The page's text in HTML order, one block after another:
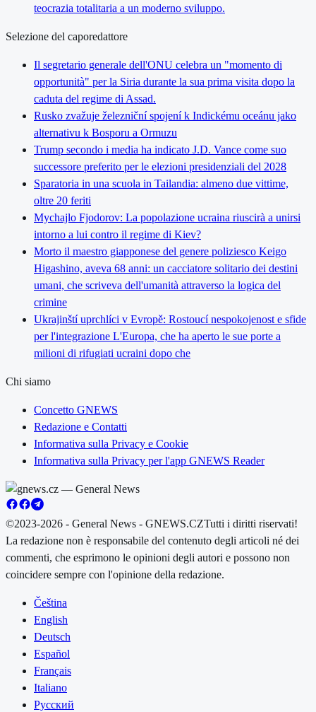
teocrazia totalitaria a un moderno sviluppo.
Selezione del caporedattore
Il segretario generale dell'ONU celebra un "momento di
opportunità" per la Siria durante la sua prima visita dopo la
caduta del regime di Assad.
Rusko zvažuje železniční spojení k Indickému oceánu jako
alternativu k Bosporu a Ormuzu
Trump secondo i media ha indicato J.D. Vance come suo
successore preferito per le elezioni presidenziali del 2028
Sparatoria in una scuola in Tailandia: almeno due vittime,
oltre 20 feriti
Mychajlo Fjodorov: La popolazione ucraina riuscirà a unirsi
intorno a lui contro il regime di Kiev?
Morto il maestro giapponese del genere poliziesco Keigo
Higashino, aveva 68 anni: un cacciatore solitario dei destini
umani, che scriveva dell'umanità attraverso la logica del
crimine
Ukrajinští uprchlíci v Evropě: Rostoucí nespokojenost e sfide
per l'integrazione L'Europa, che ha aperto le sue porte a
milioni di rifugiati ucraini dopo che
Chi siamo
Concetto GNEWS
Redazione e Contatti
Informativa sulla Privacy e Cookie
Informativa sulla Privacy per l'app GNEWS Reader
©2023-2026 - General News - GNEWS.CZTutti i diritti riservati!
La redazione non è responsabile del contenuto degli articoli né dei
commenti, che esprimono le opinioni degli autori e possono non
coincidere sempre con l'opinione della redazione.
Čeština
English
Deutsch
Español
Français
Italiano
Русский